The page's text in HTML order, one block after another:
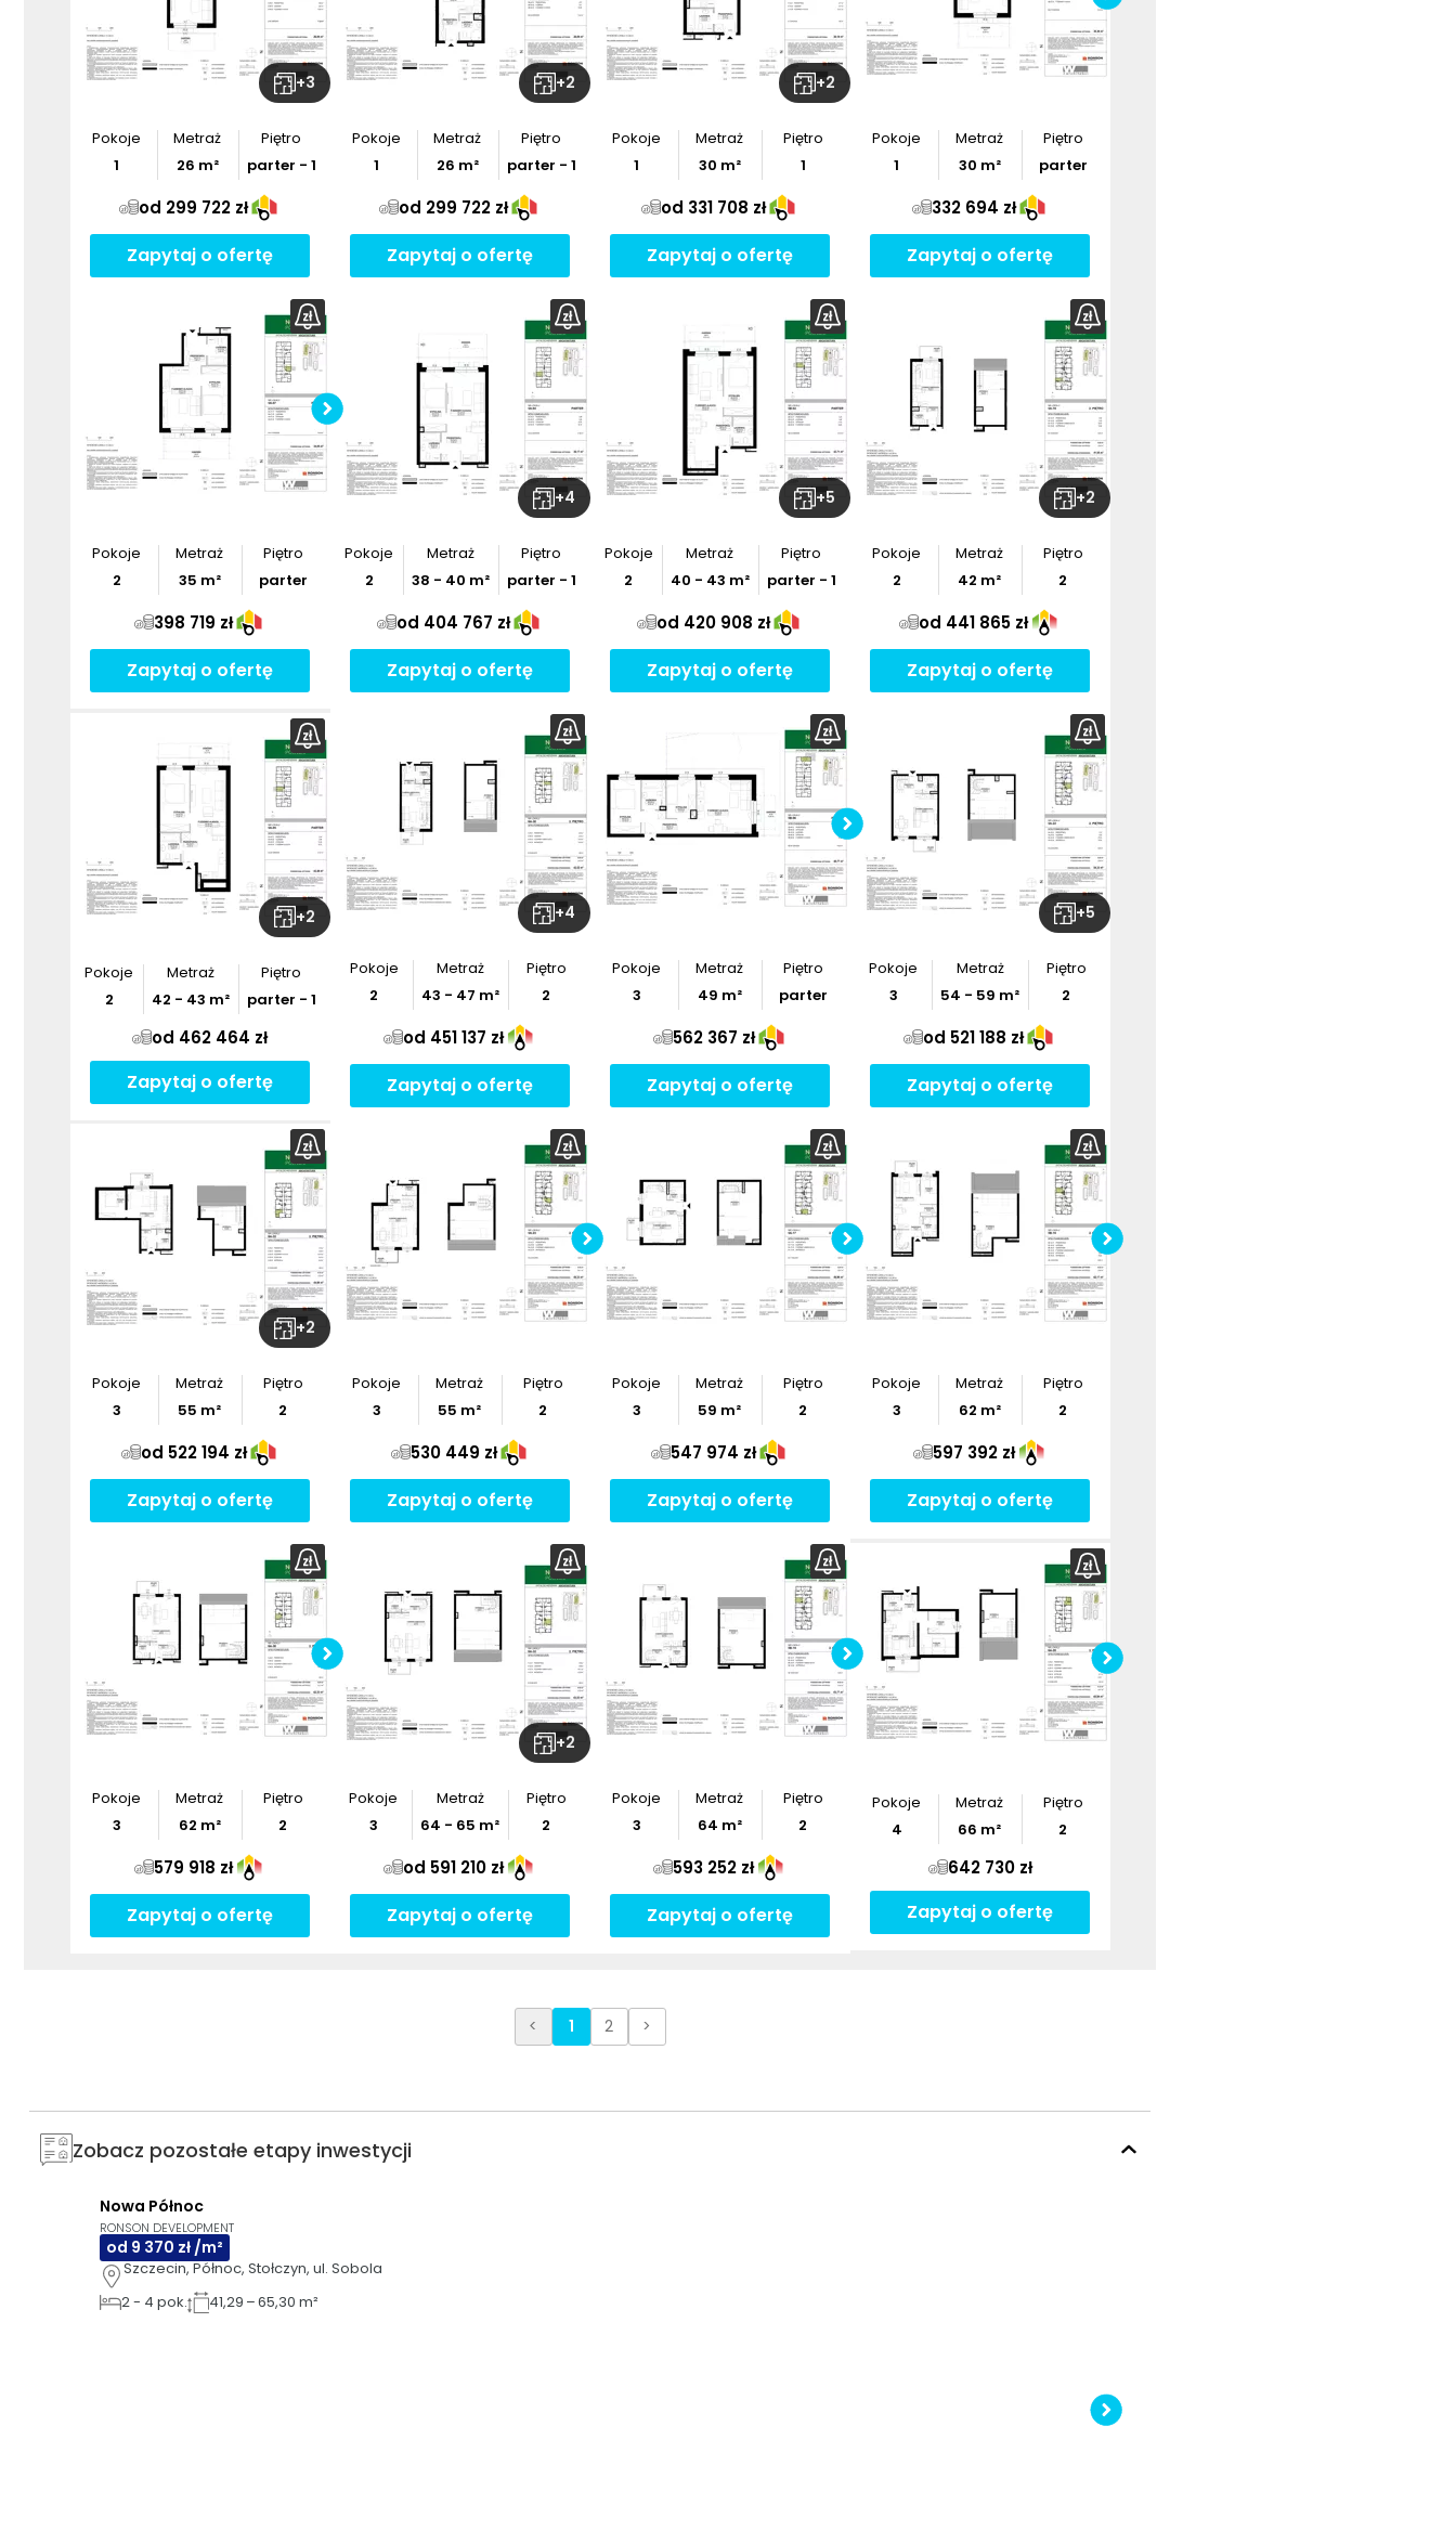
+3
Pokoje
1
Metraż
26 m²
Piętro
parter - 1
od 299 722 zł
Zapytaj o ofertę
+2
Pokoje
1
Metraż
26 m²
Piętro
parter - 1
od 299 722 zł
Zapytaj o ofertę
+2
Pokoje
1
Metraż
30 m²
Piętro
1
od 331 708 zł
Zapytaj o ofertę
Pokoje
1
Metraż
30 m²
Piętro
parter
332 694 zł
Zapytaj o ofertę
Pobierz rzut
Pokoje
2
Metraż
35 m²
Piętro
parter
398 719 zł
Zapytaj o ofertę
+4
Pokoje
2
Metraż
38 - 40 m²
Piętro
parter - 1
od 404 767 zł
Zapytaj o ofertę
+5
Pokoje
2
Metraż
40 - 43 m²
Piętro
parter - 1
od 420 908 zł
Zapytaj o ofertę
+2
Pokoje
2
Metraż
42 m²
Piętro
2
od 441 865 zł
Zapytaj o ofertę
+2
Pokoje
2
Metraż
42 - 43 m²
Piętro
parter - 1
od 462 464 zł
Zapytaj o ofertę
+4
Pokoje
2
Metraż
43 - 47 m²
Piętro
2
od 451 137 zł
Zapytaj o ofertę
Pobierzrzut
Pokoje
3
Metraż
49 m²
Piętro
parter
562 367 zł
Zapytaj o ofertę
+5
Pokoje
3
Metraż
54 - 59 m²
Piętro
2
od 521 188 zł
Zapytaj o ofertę
+2
Pokoje
3
Metraż
55 m²
Piętro
2
od 522 194 zł
Zapytaj o ofertę
Pobierzrzut
Pokoje
3
Metraż
55 m²
Piętro
2
530 449 zł
Zapytaj o ofertę
Pobierzrzut
Pokoje
3
Metraż
59 m²
Piętro
2
547 974 zł
Zapytaj o ofertę
Pokoje
3
Metraż
62 m²
Piętro
2
597 392 zł
Zapytaj o ofertę
Pobierzrzut
Pokoje
3
Metraż
62 m²
Piętro
2
579 918 zł
Zapytaj o ofertę
+2
Pokoje
3
Metraż
64 - 65 m²
Piętro
2
od 591 210 zł
Zapytaj o ofertę
Pobierzrzut
Pokoje
3
Metraż
64 m²
Piętro
2
593 252 zł
Zapytaj o ofertę
Pokoje
4
Metraż
66 m²
Piętro
2
642 730 zł
Zapytaj o ofertę
< 1 2 >
Zobacz pozostałe etapy inwestycji
3D AI GOTOWE DO ODBIORU
Nowa Północ
RONSON DEVELOPMENT
od 9 370 zł /m²
Szczecin, Północ, Stołczyn, ul. Sobola
2- 4 pok. 41,29 – 65,30 m²